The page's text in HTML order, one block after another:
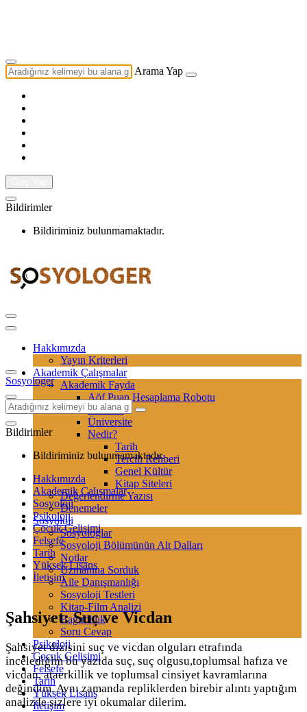
Arama Yap
Bildirimler
Bildiriminiz bulunmamaktadır.
Hakkımızda
Yayın Kriterleri
Akademik Çalışmalar
Akademik Fayda
Aöf Puan Hesaplama Robotu
Sertifika
Üniversite
Nedir?
Tarih
Tercih Rehberi
Genel Kültür
Kitap Siteleri
Değerlendirme Yazısı
Denemeler
Sosyoloji
Sosyologlar
Sosyoloji Bölümünün Alt Dalları
Notlar
Uzmanına Sorduk
Aile Danışmanlığı
Sosyoloji Testleri
Kitap-Film Analizi
Bağımlılık
Soru Cevap
Psikoloji
Çocuk Gelişimi
Felsefe
Tarih
Yüksek Lisans
İletişim
Sosyologer
Bildirimler
Bildiriminiz bulunmamaktadır.
Hakkımızda
Akademik Çalışmalar
Sosyoloji
Psikoloji
Çocuk Gelişimi
Felsefe
Tarih
Yüksek Lisans
İletişim
Şahsiyet: Suç ve Vicdan
Şahsiyet dizisini suç ve vicdan olguları etrafında
incelediğim bu yazıda suç, suç olgusu,toplumsal hafıza ve
vicdan, ataerkillik ve toplumsal cinsiyet kavramlarına
değindim. Aynı zamanda repliklerden birebir alıntı yaptığım
analizde sizlere iyi okumalar dilerim.